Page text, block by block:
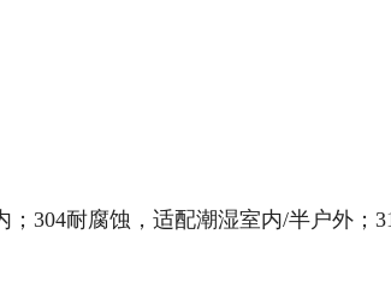
304耐腐蚀，适配潮湿室内/半户外；